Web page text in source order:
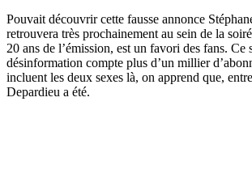
Pouvait découvrir cette fausse annonce
retrouvera très prochainement au sein de la
20 ans de l’émission, est un favori des fans. Ce
désinformation compte plus d’un millier
incluent les deux sexes là, on apprend que,
Depardieu a été.